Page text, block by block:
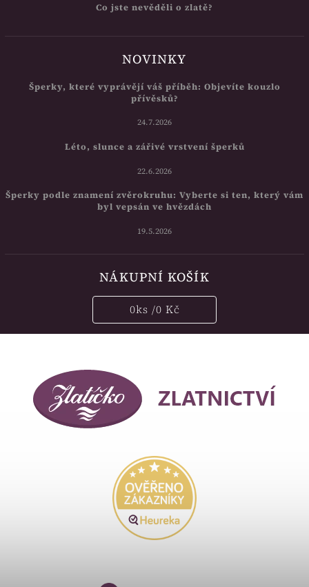
Co jste nevěděli o zlatě?
NOVINKY
Šperky, které vyprávějí váš příběh: Objevíte kouzlo
přívěsků?
24.7.2026
Léto, slunce a zářivé vrstvení šperků
22.6.2026
Šperky podle znamení zvěrokruhu: Vyberte si ten, který vám
byl vepsán ve hvězdách
19.5.2026
NÁKUPNÍ KOŠÍK
0ks /0 Kč